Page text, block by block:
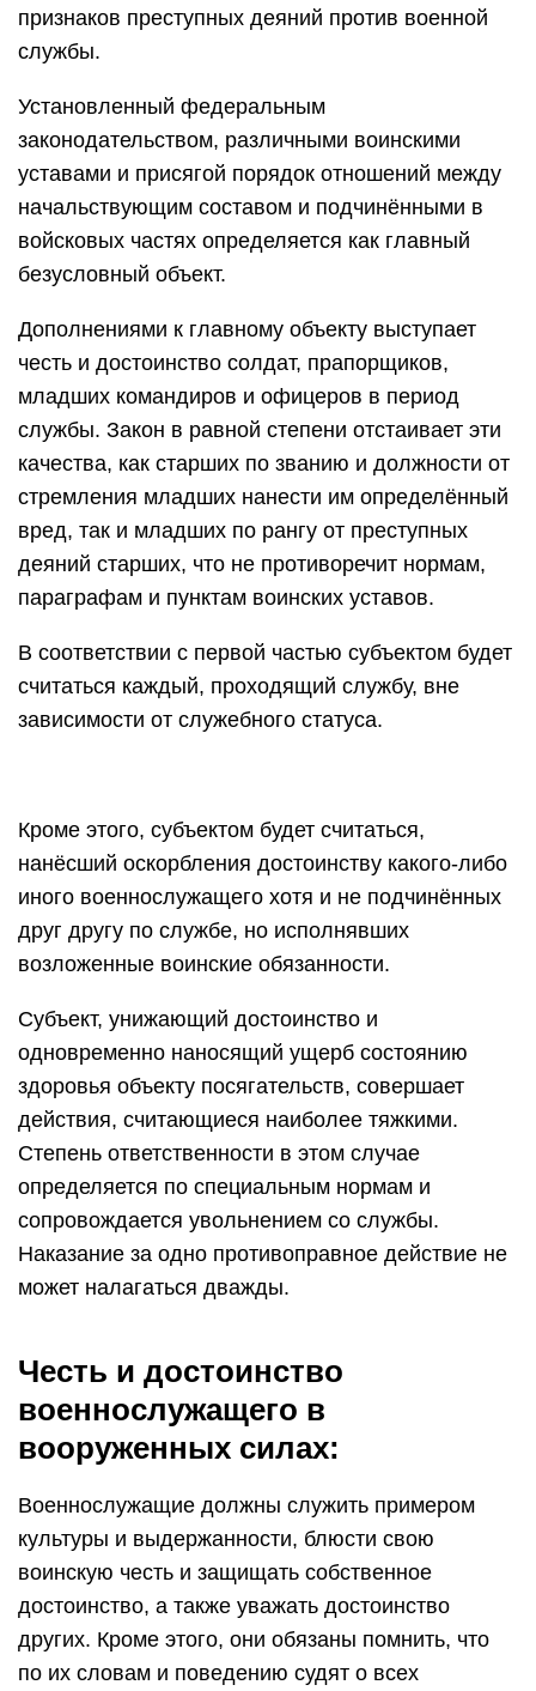
признаков преступных деяний против военной
службы.
Установленный федеральным
законодательством, различными воинскими
уставами и присягой порядок отношений между
начальствующим составом и подчинёнными в
войсковых частях определяется как главный
безусловный объект.
Дополнениями к главному объекту выступает
честь и достоинство солдат, прапорщиков,
младших командиров и офицеров в период
службы. Закон в равной степени отстаивает эти
качества, как старших по званию и должности от
стремления младших нанести им определённый
вред, так и младших по рангу от преступных
деяний старших, что не противоречит нормам,
параграфам и пунктам воинских уставов.
В соответствии с первой частью субъектом будет
считаться каждый, проходящий службу, вне
зависимости от служебного статуса.
Кроме этого, субъектом будет считаться,
нанёсший оскорбления достоинству какого-либо
иного военнослужащего хотя и не подчинённых
друг другу по службе, но исполнявших
возложенные воинские обязанности.
Субъект, унижающий достоинство и
одновременно наносящий ущерб состоянию
здоровья объекту посягательств, совершает
действия, считающиеся наиболее тяжкими.
Степень ответственности в этом случае
определяется по специальным нормам и
сопровождается увольнением со службы.
Наказание за одно противоправное действие не
может налагаться дважды.
Честь и достоинство
военнослужащего в
вооруженных силах:
Военнослужащие должны служить примером
культуры и выдержанности, блюсти свою
воинскую честь и защищать собственное
достоинство, а также уважать достоинство
других. Кроме этого, они обязаны помнить, что
по их словам и поведению судят о всех